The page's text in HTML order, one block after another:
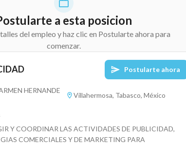
a esta posicion
del empleo y haz clic en Postularte ahora para
comenzar.
Postularte ahora
HERNANDE
Villahermosa, Tabasco, México
Y COORDINAR LAS ACTIVIDADES DE PUBLICIDAD,
COMERCIALES Y DE MARKETING PARA